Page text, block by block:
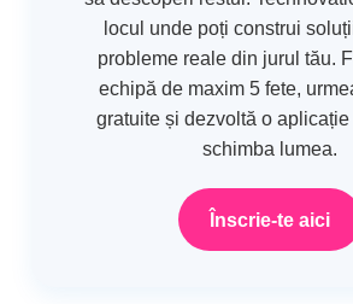
locul unde poți construi
probleme reale din jurul tău.
echipă de maxim 5 fete,
gratuite și dezvoltă o
schimba lumea.
Înscrie-te aici